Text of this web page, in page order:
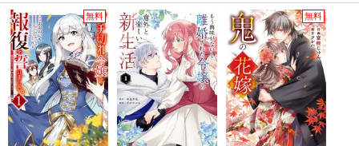
無料 無料